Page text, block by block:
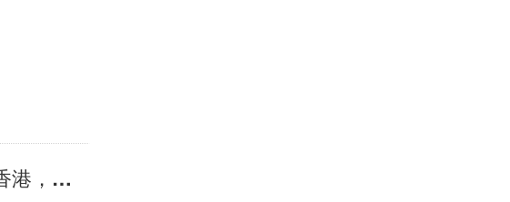
全球报道:拖欠供应商16.5亿，每日优鲜发布解散通知，老板徐正已移居香港，青岛国资20亿打水漂